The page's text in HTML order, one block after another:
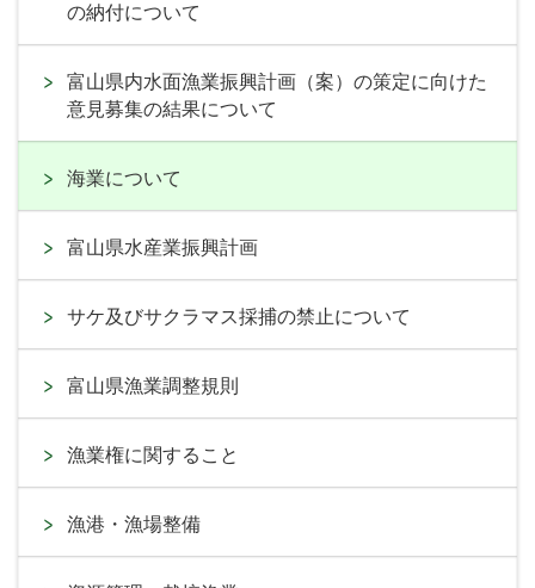
の納付について
富山県内水面漁業振興計画（案）の策定に向けた
意見募集の結果について
海業について
富山県水産業振興計画
サケ及びサクラマス採捕の禁止について
富山県漁業調整規則
漁業権に関すること
漁港・漁場整備